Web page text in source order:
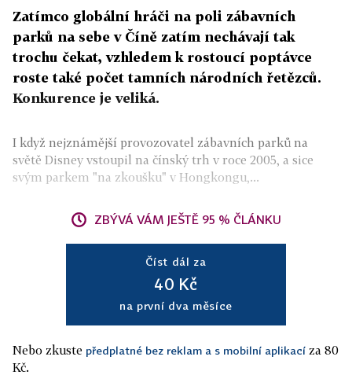
Zatímco globální hráči na poli zábavních
parků na sebe v Číně zatím nechávají tak
trochu čekat, vzhledem k rostoucí poptávce
roste také počet tamních národních řetězců.
Konkurence je veliká.
I když nejznámější provozovatel zábavních parků na
světě Disney vstoupil na čínský trh v roce 2005, a sice
svým parkem "na zkoušku" v Hongkongu,...
ZBÝVÁ VÁM JEŠTĚ 95 % ČLÁNKU
Číst dál za
40 Kč
na první dva měsíce
Nebo zkuste předplatné bez reklam a s mobilní aplikací za 80
Kč.